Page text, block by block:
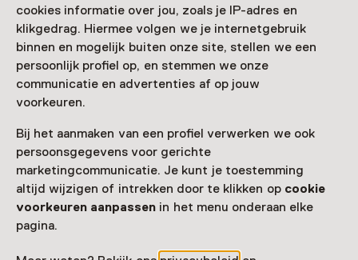
cookies informatie over jou, zoals je IP-adres en
klikgedrag. Hiermee volgen we je internetgebruik
binnen en mogelijk buiten onze site, stellen we een
persoonlijk profiel op, en stemmen we onze
communicatie en advertenties af op jouw
voorkeuren.
Bij het aanmaken van een profiel verwerken we ook
persoonsgegevens voor gerichte
marketingcommunicatie. Je kunt je toestemming
altijd wijzigen of intrekken door te klikken op cookie
voorkeuren aanpassen in het menu onderaan elke
pagina.
Nog meer ontdekken